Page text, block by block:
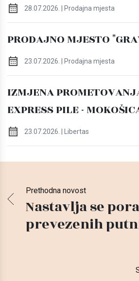
28.07.2026. | Prodajna mjesta
PRODAJNO MJESTO
23.07.2026. | Prodajna mjesta
IZMJENA
EXPRESS PILE -
23.07.2026. | Libertas
Prethodna novost
Nastavlja se
prevezenih